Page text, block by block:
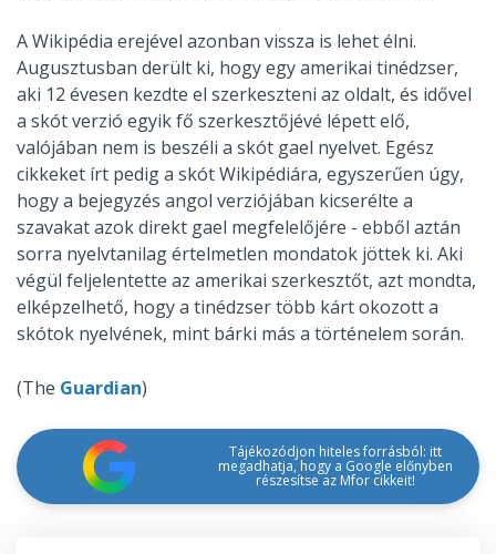
A Wikipédia erejével azonban vissza is lehet élni.
Augusztusban derült ki, hogy egy amerikai tinédzser,
aki 12 évesen kezdte el szerkeszteni az oldalt, és idővel
a skót verzió egyik fő szerkesztőjévé lépett elő,
valójában nem is beszéli a skót gael nyelvet. Egész
cikkeket írt pedig a skót Wikipédiára, egyszerűen úgy,
hogy a bejegyzés angol verziójában kicserélte a
szavakat azok direkt gael megfelelőjére - ebből aztán
sorra nyelvtanilag értelmetlen mondatok jöttek ki. Aki
végül feljelentette az amerikai szerkesztőt, azt mondta,
elképzelhető, hogy a tinédzser több kárt okozott a
skótok nyelvének, mint bárki más a történelem során.
(The Guardian)
Tájékozódjon hiteles forrásból: itt
megadhatja, hogy a Google előnyben
részesítse az Mfor cikkeit!